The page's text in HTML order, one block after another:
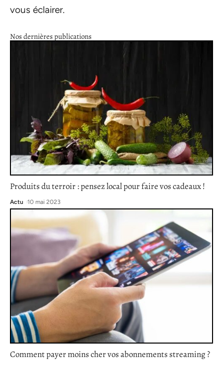
vous éclairer.
Nos dernières publications
Produits du terroir : pensez local pour faire vos cadeaux !
Actu 10 mai 2023
Comment payer moins cher vos abonnements streaming ?